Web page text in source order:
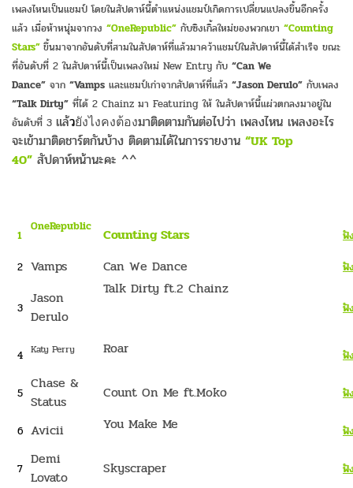
เพลงไหนเป็นแชมป์ โดยในสัปดาห์นี้ตำแหน่งแชมป์เกิดการเปลี่ยนแปลงขึ้นอีกครั้ง
แล้ว เมื่อห้าหนุ่มจากวง “OneRepublic” กับซิงเกิ้ลใหม่ของพวกเขา “Counting
Stars” ขึ้นมาจากอันดับที่สามในสัปดาห์ที่แล้วมาคว้าแชมป์ในสัปดาห์นี้ได้สำเร็จ ขณะ
ที่อันดับที่ 2 ในสัปดาห์นี้เป็นเพลงใหม่ New Entry กับ “Can We
Dance” จาก “Vamps และแชมป์เก่าจากสัปดาห์ที่แล้ว “Jason Derulo” กับเพลง
“Talk Dirty” ที่ได้ 2 Chainz มา Featuring ให้ ในสัปดาห์นี้แผ่วตกลงมาอยู่ใน
อันดับที่ 3 แล้วยังไงคงต้องมาติดตามกันต่อไปว่า เพลงไหน เพลงอะไร
จะเข้ามาติดชาร์ตกันบ้าง ติดตามได้ในการรายงาน “UK Top
40” สัปดาห์หน้านะคะ ^^
1
OneRepublic Counting Stars ฟั
2 Vamps Can We Dance ฟั
3
Jason
Derulo
Talk Dirty ft.2 Chainz
ฟั
4 Katy Perry Roar ฟั
5
Chase &
Status
Count On Me ft.Moko ฟั
6 Avicii You Make Me ฟั
7
Demi
Lovato
Skyscraper ฟั